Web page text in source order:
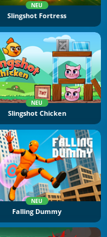
NEU
Slingshot Fortress
NEU
Slingshot Chicken
NEU
Falling Dummy